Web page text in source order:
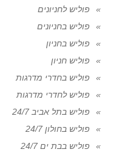
פוליש לחניונים
פוליש בחניונים
פוליש בחניון
פוליש חניון
פוליש בחדרי מדרגות
פוליש לחדרי מדרגות
פוליש בתל אביב 24/7
פוליש בחולון 24/7
פוליש בבת ים 24/7